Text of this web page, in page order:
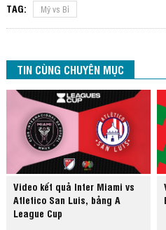
TAG: Mỹ vs Bỉ
TIN CÙNG CHUYÊN MỤC
Video kết quả Inter Miami vs
Atletico San Luis, bảng A
League Cup